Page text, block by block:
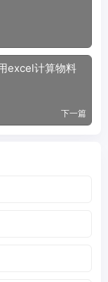
excel计算物料
下一篇